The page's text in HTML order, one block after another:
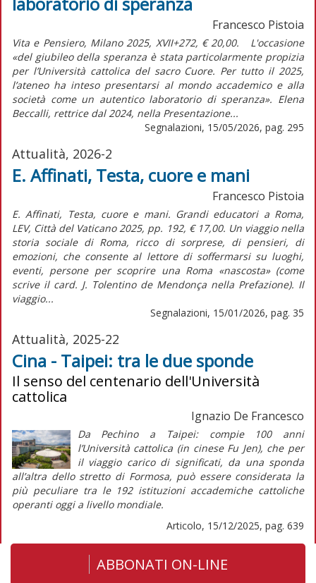
Francesco Pistoia
Vita e Pensiero, Milano 2025, XVII+272, € 20,00. L'occasione
«del giubileo della speranza è stata particolarmente propizia
per l’Università cattolica del sacro Cuore. Per tutto il 2025,
l’ateneo ha inteso presentarsi al mondo accademico e alla
società come un autentico laboratorio di speranza». Elena
Beccalli, rettrice dal 2024, nella Presentazione...
Segnalazioni, 15/05/2026, pag. 295
Attualità, 2026-2
E. Affinati, Testa, cuore e mani
Francesco Pistoia
E. Affinati, Testa, cuore e mani. Grandi educatori a Roma,
LEV, Città del Vaticano 2025, pp. 192, € 17,00. Un viaggio nella
storia sociale di Roma, ricco di sorprese, di pensieri, di
emozioni, che consente al lettore di soffermarsi su luoghi,
eventi, persone per scoprire una Roma «nascosta» (come
scrive il card. J. Tolentino de Mendonça nella Prefazione). Il
viaggio...
Segnalazioni, 15/01/2026, pag. 35
Attualità, 2025-22
Cina - Taipei: tra le due sponde
Il senso del centenario dell'Università
cattolica
Ignazio De Francesco
Da Pechino a Taipei: compie 100 anni
l’Università cattolica (in cinese Fu Jen), che per
il viaggiocarico di significati, da una sponda
all’altra dello stretto di Formosa, può essere considerata la
più peculiare tra le 192 istituzioni accademiche cattoliche
operanti oggi a livello mondiale.
Articolo, 15/12/2025, pag. 639
ABBONATI ON-LINE